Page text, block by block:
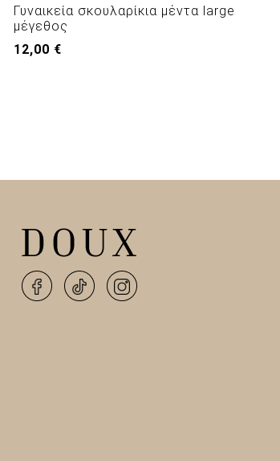
Γυναικεία σκουλαρίκια μέντα large
μέγεθος
12,00 €